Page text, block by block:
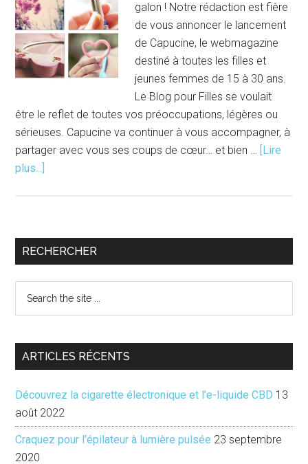
galon ! Notre rédaction est fière
de vous annoncer le lancement
de Capucine, le webmagazine
destiné à toutes les filles et
jeunes femmes de 15 à 30 ans.
Le Blog pour Filles se voulait
être le reflet de toutes vos préoccupations, légères ou
sérieuses. Capucine va continuer à vous accompagner, à
partager avec vous ses coups de cœur… et bien … [Lire
plus...]
pour
filles
Barre
principale
RECHERCHER
...
ARTICLES RÉCENTS
Découvrez la cigarette électronique et l’e-liquide CBD 13
août 2022
Craquez pour l’épilateur à lumière pulsée 23 septembre
2020